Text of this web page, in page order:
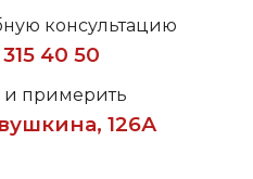
консультацию
40 50
и примерить
126А